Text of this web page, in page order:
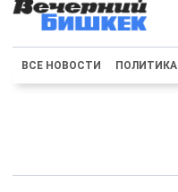
ВСЕ НОВОСТИ ПОЛИТИКА